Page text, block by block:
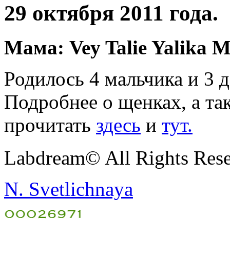
29 октября 2011 года.
Мама: Vey Talie Yalika
Родилось 4 мальчика и 3
Подробнее о щенках, а
прочитать здесь и тут.
Labdream© All Rights
N. Svetlichnaya